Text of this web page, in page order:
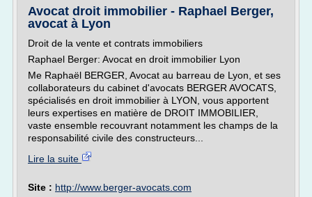
Avocat droit immobilier - Raphael Berger,
avocat à Lyon
Droit de la vente et contrats immobiliers
Raphael Berger: Avocat en droit immobilier Lyon
Me Raphaël BERGER, Avocat au barreau de Lyon, et ses
collaborateurs du cabinet d'avocats BERGER AVOCATS,
spécialisés en droit immobilier à LYON, vous apportent
leurs expertises en matière de DROIT IMMOBILIER,
vaste ensemble recouvrant notamment les champs de la
responsabilité civile des constructeurs...
Lire la suite
Site : http://www.berger-avocats.com